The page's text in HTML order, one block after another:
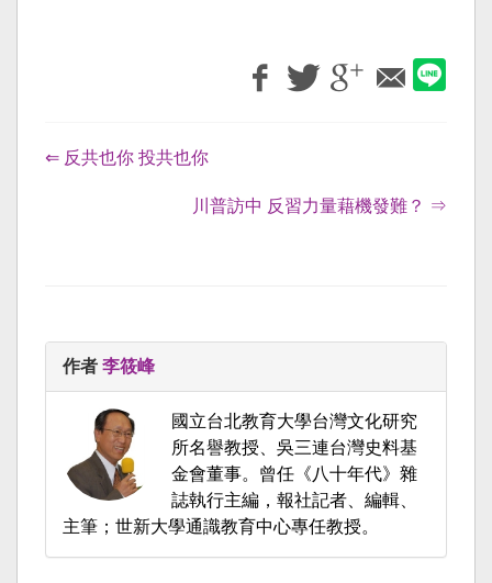
⇐ 反共也你 投共也你
川普訪中 反習力量藉機發難？ ⇒
作者 李筱峰
國立台北教育大學台灣文化研究
所名譽教授、吳三連台灣史料基
金會董事。曾任《八十年代》雜
誌執行主編，報社記者、編輯、
主筆；世新大學通識教育中心專任教授。